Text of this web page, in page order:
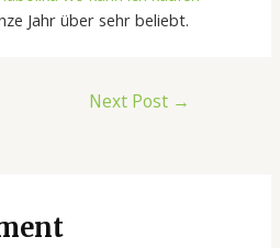
Jahr über sehr beliebt.
Next Post →